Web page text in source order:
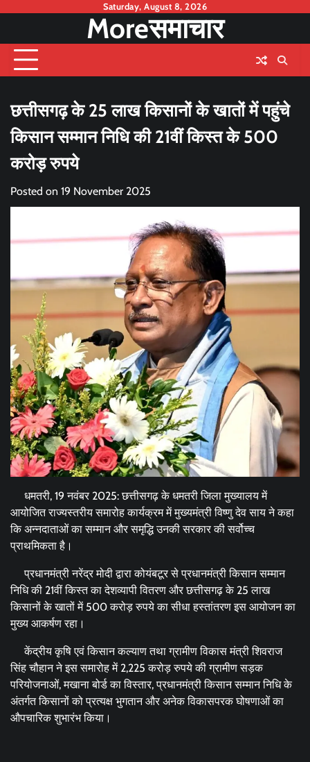
content
Saturday, August 8, 2026
Moreसमाचार
छत्तीसगढ़ के 25 लाख किसानों के खातों में पहुंचे
किसान सम्मान निधि की 21वीं किस्त के 500
करोड़ रुपये
Posted on 19 November 2025
धमतरी, 19 नवंबर 2025: छत्तीसगढ़ के धमतरी जिला मुख्यालय में
आयोजित राज्यस्तरीय समारोह कार्यक्रम में मुख्यमंत्री विष्णु देव साय ने कहा
कि अन्नदाताओं का सम्मान और समृद्धि उनकी सरकार की सर्वोच्च
प्राथमिकता है।
प्रधानमंत्री नरेंद्र मोदी द्वारा कोयंबटूर से प्रधानमंत्री किसान सम्मान
निधि की 21वीं किस्त का देशव्यापी वितरण और छत्तीसगढ़ के 25 लाख
किसानों के खातों में 500 करोड़ रुपये का सीधा हस्तांतरण इस आयोजन का
मुख्य आकर्षण रहा।
केंद्रीय कृषि एवं किसान कल्याण तथा ग्रामीण विकास मंत्री शिवराज
सिंह चौहान ने इस समारोह में 2,225 करोड़ रुपये की ग्रामीण सड़क
परियोजनाओं, मखाना बोर्ड का विस्तार, प्रधानमंत्री किसान सम्मान निधि के
अंतर्गत किसानों को प्रत्यक्ष भुगतान और अनेक विकासपरक घोषणाओं का
औपचारिक शुभारंभ किया।